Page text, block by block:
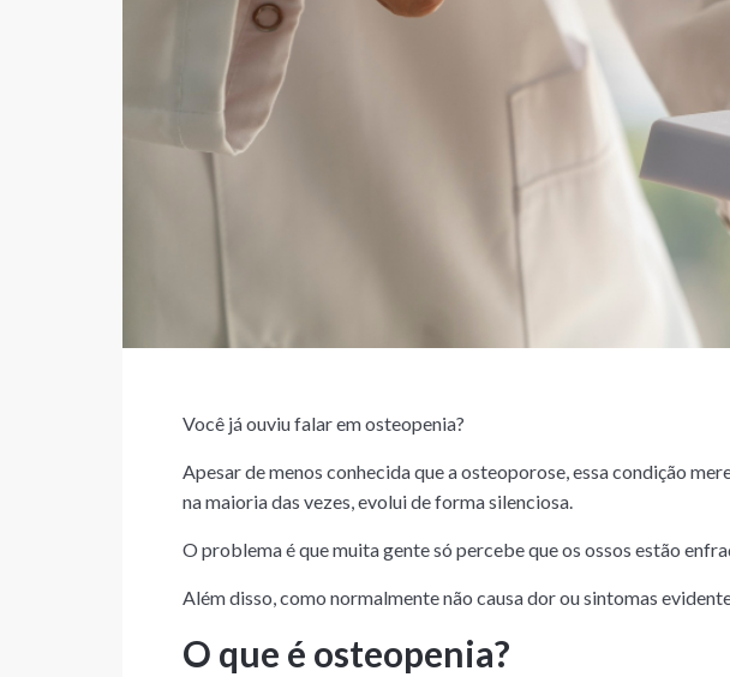
Você já ouviu falar em osteopenia?
Apesar de menos conhecida que a osteoporose, essa condição
na maioria das vezes, evolui de forma silenciosa.
O problema é que muita gente só percebe que os ossos estão
Além disso, como normalmente não causa dor ou sintomas
O que é osteopenia?